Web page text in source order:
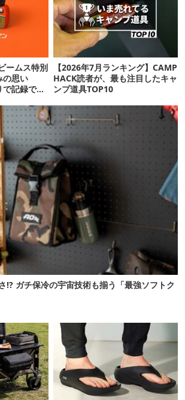
ームス特別
の思い
記録でき
【2026年7月ランキング】CAMP
HACK読者が、最も注目したキャ
ンプ道具TOP10
!? ガチ保冷の宇宙技術も揃う「最強ソフトク